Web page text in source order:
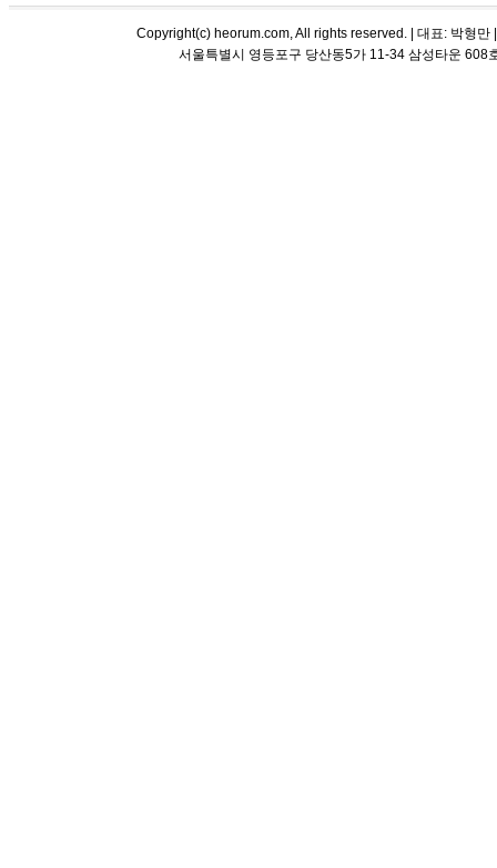
Copyright(c) heorum.com, All rights reserved. | 대표: 박형
서울특별시 영등포구 당산동5가 11-34 삼성타운